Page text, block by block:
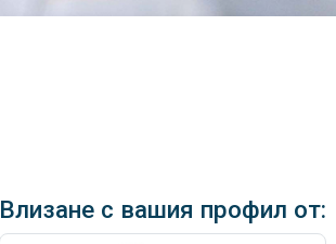
Влизане с вашия профил от: